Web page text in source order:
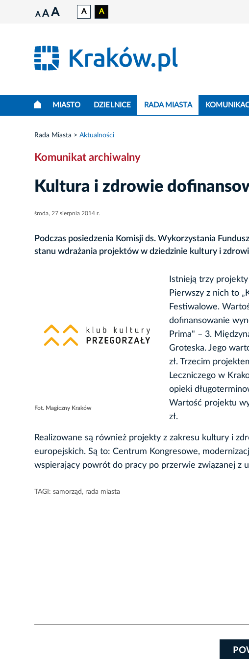
A A A A A
MIASTO DZIELNICE RADA MIASTA
Rada Miasta Aktualności
Komunikat archiwalny
Kultura i zdrowie
środa, 27 sierpnia 2014 r.
Podczas posiedzenia Komisji ds. Wykorzystania
stanu wdrażania projektów w dziedzinie kultury i
Fot. Magiczny Kraków
Istnieją trzy
Pierwszy z nich to
Festiwalowe.
dofinansowanie
Prima" – 3.
Groteska. Jego
zł. Trzecim
Leczniczego w
opieki
Wartość projektu
zł.
Realizowane są również projekty z zakresu kultury i
europejskich. Są to: Centrum Kongresowe,
wspierający powrót do pracy po przerwie związanej z
TAGI: samorząd , rada miasta